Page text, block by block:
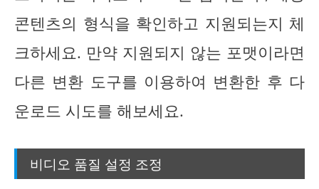
콘텐츠의 형식을 확인하고 지원되는지 체
크하세요. 만약 지원되지 않는 포맷이라면
다른 변환 도구를 이용하여 변환한 후 다
운로드 시도를 해보세요.
비디오 품질 설정 조정